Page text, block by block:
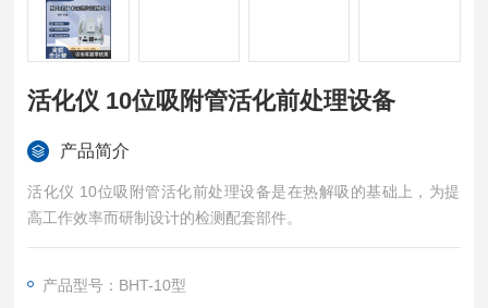
活化仪 10位吸附管活化前处理设备
产品简介
活化仪 10位吸附管活化前处理设备是在热解吸的基础上，为提
高工作效率而研制设计的检测配套部件。
产品型号：BHT-10型